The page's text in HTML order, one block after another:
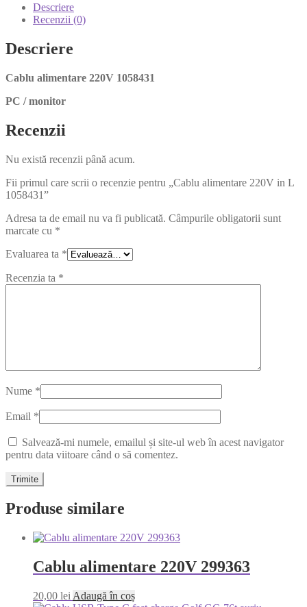
Descriere
Recenzii (0)
Descriere
Cablu alimentare 220V 1058431
PC / monitor
Recenzii
Nu există recenzii până acum.
Fii primul care scrii o recenzie pentru „Cablu alimentare 220V in L
1058431”
Adresa ta de email nu va fi publicată. Câmpurile obligatorii sunt
marcate cu *
Evaluarea ta *
Recenzia ta *
Nume *
Email *
Salvează-mi numele, emailul și site-ul web în acest navigator
pentru data viitoare când o să comentez.
Produse similare
Cablu alimentare 220V 299363
20,00 lei Adaugă în coș